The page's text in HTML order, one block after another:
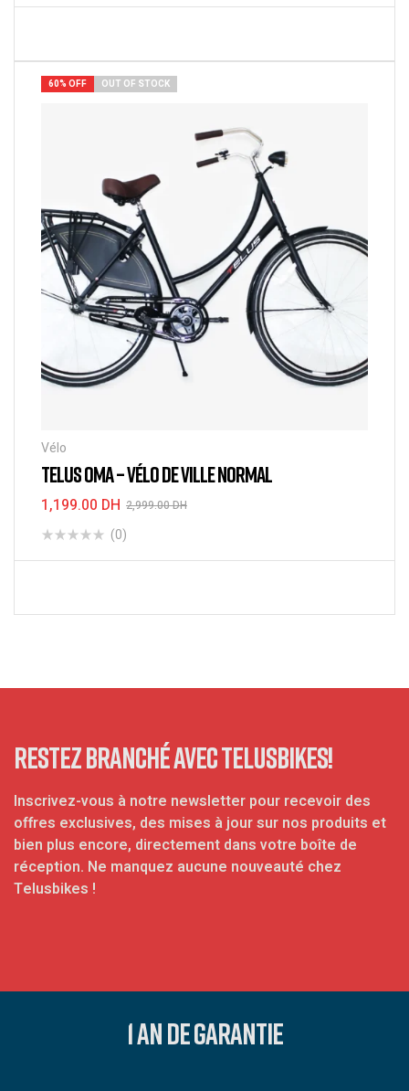
60% OFF OUT OF STOCK
Vélo
TELUS OMA – VÉLO DE VILLE NORMAL
2,999.00DH
1,199.00 DH
(0)
RESTEZ BRANCHÉ AVEC TELUSBIKES!
Inscrivez-vous à notre newsletter pour recevoir des
offres exclusives, des mises à jour sur nos produits et
bien plus encore, directement dans votre boîte de
réception. Ne manquez aucune nouveauté chez
Telusbikes !
1 AN DE GARANTIE